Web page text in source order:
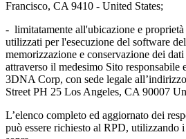
Francisco, CA 9410 - United States;
- limitatamente all'ubicazione e proprietà
utilizzati per l'esecuzione del software
memorizzazione e conservazione dei
attraverso il medesimo Sito responsabile
3DNA Corp, con sede legale
Street PH 25 Los Angeles, CA 90007
L’elenco completo ed aggiornato dei
può essere richiesto al RPD, utilizzando